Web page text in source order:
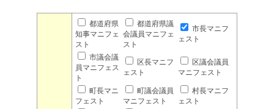
都道府県
知事マニフェ
スト
都道府県議
会議員マニフェ
スト
市長マニフ
ェスト
市議会議
員マニフェス
ト
区長マニフ
ェスト
区議会議員
マニフェスト
町長マニ
フェスト
町議会議員
マニフェスト
村長マニフ
ェスト